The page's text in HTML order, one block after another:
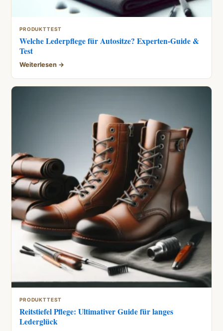
PRODUKTTEST
Welche Lederpflege für Autositze? Experten-Guide &
Test
Weiterlesen →
PRODUKTTEST
Reitstiefel Pflege: Ultimativer Guide für langes
Lederglück